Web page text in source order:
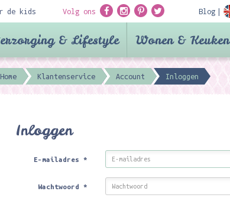
de kids Volg ons Blog
& Lifestyle Wonen & Keuken
Home Klantenservice Account Inloggen
Inloggen
E-mailadres*
Wachtwoord*